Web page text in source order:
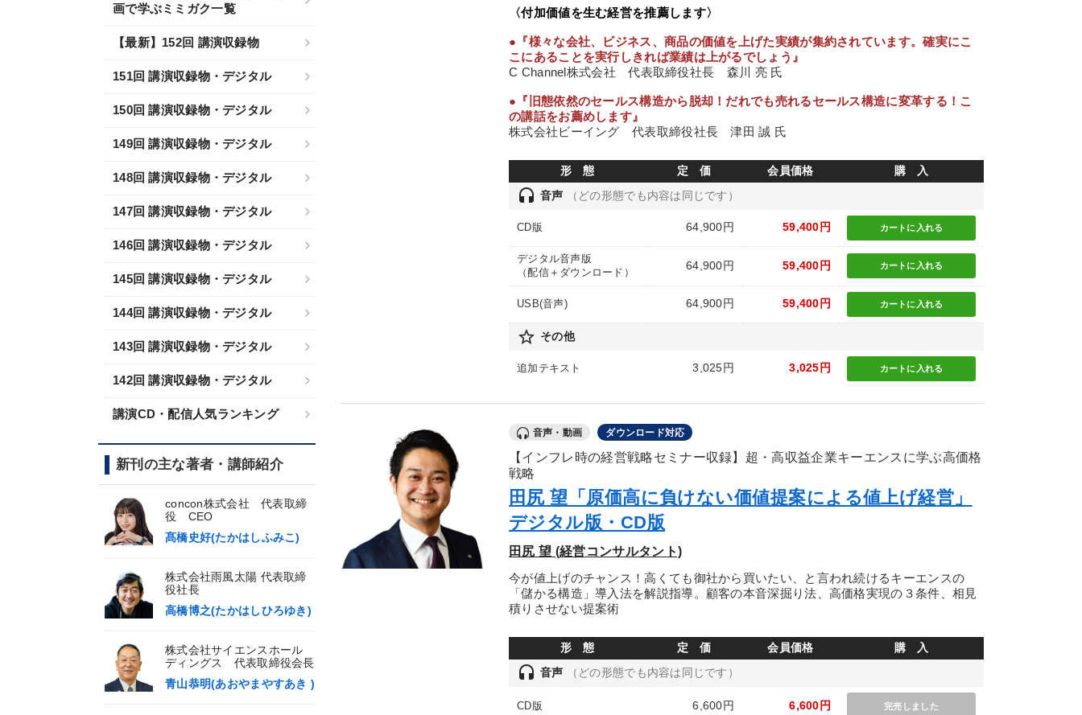
画で学ぶミミガク一覧
【最新】152回 講演収録物
151回 講演収録物・デジタル
150回 講演収録物・デジタル
149回 講演収録物・デジタル
148回 講演収録物・デジタル
147回 講演収録物・デジタル
146回 講演収録物・デジタル
145回 講演収録物・デジタル
144回 講演収録物・デジタル
143回 講演収録物・デジタル
142回 講演収録物・デジタル
講演CD・配信人気ランキング
新刊の主な著者・講師紹介
concon株式会社 代表取締
役 CEO
髙橋史好(たかはしふみこ)
株式会社雨風太陽 代表取締
役社長
高橋博之(たかはしひろゆき)
株式会社サイエンスホール
ディングス 代表取締役会長
青山恭明(あおやまやすあき )
〈付加価値を生む経営を推薦します〉
●『様々な会社、ビジネス、商品の価値を上げた実績が集約されています。確実にこ
こにあることを実行しきれば業績は上がるでしょう』
C Channel株式会社 代表取締役社長 森川 亮 氏
●『旧態依然のセールス構造から脱却！だれでも売れるセールス構造に変革する！こ
の講話をお薦めします』
株式会社ビーイング 代表取締役社長 津田 誠 氏
形 態 定 価 会員価格 購 入
headset 音声 （どの形態でも内容は同じです）
CD版 64,900円 59,400円 カートに 入れる
デジタル音声版
（配信＋ダウンロード）
64,900円 59,400円 カートに 入れる
USB(音声) 64,900円 59,400円 カートに 入れる
star_border その他
追加テキスト 3,025円 3,025円 カートに 入れる
音声・動画 ダウンロード対応
【インフレ時の経営戦略セミナー収録】超・高収益企業キーエンスに学ぶ高価格
戦略
田尻 望「原価高に負けない価値提案による値上げ経営」
デジタル版・CD版
田尻 望 (経営コンサルタント)
今が値上げのチャンス！高くても御社から買いたい、と言われ続けるキーエンスの
「儲かる構造」導入法を解説指導。顧客の本音深掘り法、高価格実現の３条件、相見
積りさせない提案術
形 態 定 価 会員価格 購 入
headset 音声 （どの形態でも内容は同じです）
CD版 6,600円 6,600円 完売しました